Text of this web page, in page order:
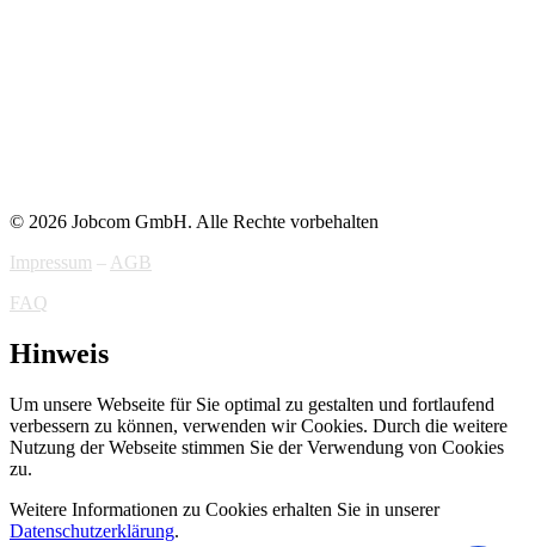
© 2026 Jobcom GmbH. Alle Rechte vorbehalten
Impressum – AGB
FAQ
Hinweis
Um unsere Webseite für Sie optimal zu gestalten und fortlaufend
verbessern zu können, verwenden wir Cookies. Durch die weitere
Nutzung der Webseite stimmen Sie der Verwendung von Cookies
zu.
Weitere Informationen zu Cookies erhalten Sie in unserer
Datenschutzerklärung.